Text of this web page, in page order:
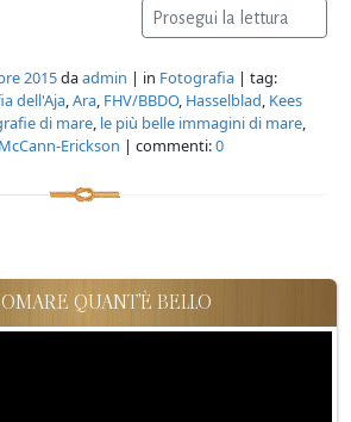
Prosegui la lettura
2015daadmin | in Fotografia | tag:
dell'Aja,Ara, FHV/BBDO, Hasselblad, Kees
di mare, le più belle immagini di mare,
McCann-Erickson | commenti:0
QUANT'È BELLO